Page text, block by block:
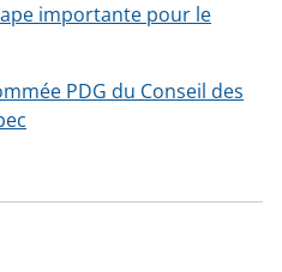
importante pour le
PDG du Conseil des